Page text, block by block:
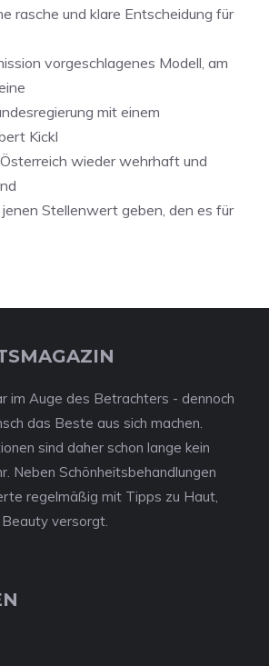
rasche und klare Entscheidung für
vorgeschlagenes Modell, am
mit einem
Kickl
wieder wehrhaft und
Stellenwert geben, den es für
im Auge des Betrachters - dennoch
das Beste aus sich machen.
sind daher schon lange kein
Neben Schönheitsbehandlungen
regelmäßig mit Tipps zu Haut,
versorgt.